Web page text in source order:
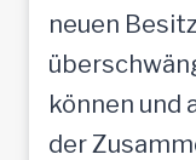
neuen
können und
der